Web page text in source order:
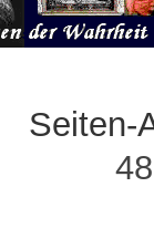
Seiten-